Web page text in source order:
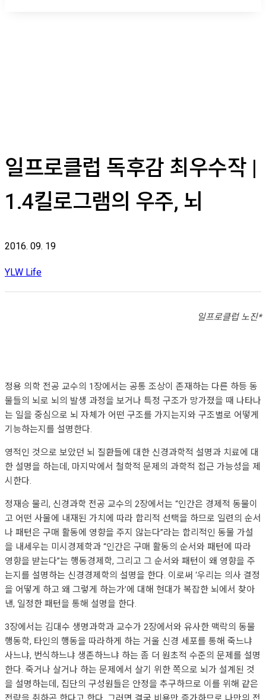
일프로클럽 독후감 최우수작 |
1.4킬로그램의 우주, 뇌
2016. 09. 19
YLW Life
일프로클럽 노진*
정용 의학 전공 교수의 1장에서는 공통 조상이 존재하는 다른 하등 동
물들의 뇌로 뇌의 발생 과정을 보거나 특정 구조가 망가졌을 때 나타나
는 일을 중심으로 뇌 자체가 어떤 구조를 가지는지와 구조별로 어떻게
기능하는지를 설명한다.
영적인 것으로 보았던 뇌 질환들에 대한 신경과학적 설명과 치료에 대
한 설명을 하는데, 마지막에서 철학적 문제의 과학적 접근 가능성을 제
시한다.
정재승 물리, 신경과학 전공 교수의 2장에서는 “인간은 경제적 동물이
고 어떤 사물에 내재된 가치에 따라 합리적 선택을 하므로 일련의 순서
나 패턴은 구매 활동에 영향을 주지 않는다”라는 합리적인 동물 가설
을 내세우는 미시경제학과 “인간은 구매 활동의 순서와 패턴에 따라
영향을 받는다”는 행동경제학, 그리고 그 순서와 패턴이 왜 영향을 주
는지를 설명하는 신경경제학의 설명을 한다. 이로써 ‘우리는 의사 결정
을 어떻게 하고 왜 그렇게 하는가’에 대해 현대가 복잡한 뇌에서 찾아
낸, 일정한 패턴을 통해 설명을 한다.
3장에서는 김대수 생명과학과 교수가 2장에서와 유사한 맥락의 동물
행동학, 타인의 행동을 따라하게 하는 거울 신경 세포를 통해 죽느냐
사느냐, 번식하느냐 생존하느냐 하는 좀 더 원초적 수준의 문제를 설명
한다. 죽거나 살거나 하는 문제에서 살기 위한 쪽으로 뇌가 설계된 것
을 설명하는데, 집단의 구성원들은 안정을 추구하므로 이를 위해 같은